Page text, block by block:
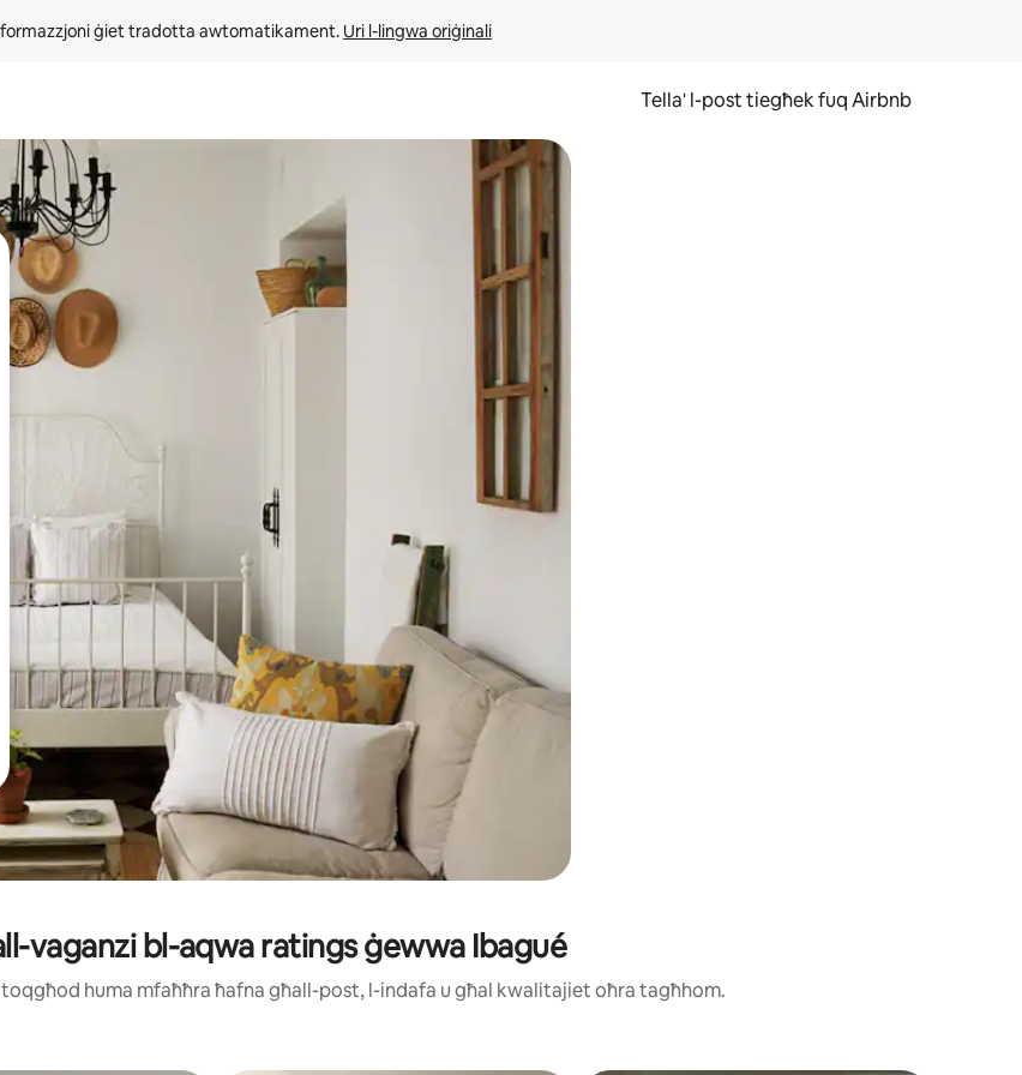
ġiet tradotta awtomatikament. Uri l-lingwa oriġinali
Tella' l-post tiegħek fuq Airbnb
ieħor bil-buttuni tal-vleġeġ 'il fuq jew 'l isfel jew billi tmiss u tmexxi subgħajk fuq l-iskrin.
vaganzi bl-aqwa ratings ġewwa Ibagué
huma mfaħħra ħafna għall-post, l-indafa u għal kwalitajiet oħra tagħhom.